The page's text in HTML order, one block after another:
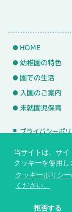
HOME
幼稚園の特色
園での生活
入園のご案内
未就園児保育
プライバシーポ
© 学校法人
当サイトは、サ
クッキーを使用し
クッキーポリシ
ください。
拒否する